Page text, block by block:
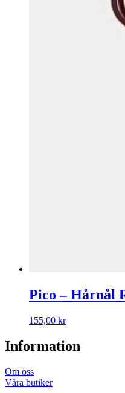
Pico – Hårnål
155,00 kr
Information
Om oss
Våra butiker